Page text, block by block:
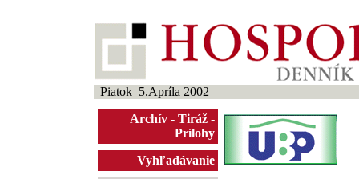
Piatok 5.Apríla 2002
Archív - Tiráž -
Prílohy
Vyhľadávanie